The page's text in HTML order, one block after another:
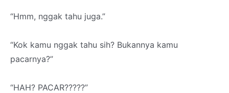
“Hmm, nggak tahu juga.”
“Kok kamu nggak tahu sih? Bukannya kamu
pacarnya?”
“HAH? PACAR?????”